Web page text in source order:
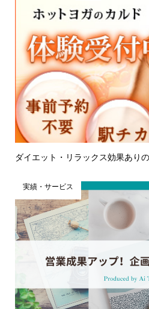
ダイエット・リラックス効果あり
実績・サービス